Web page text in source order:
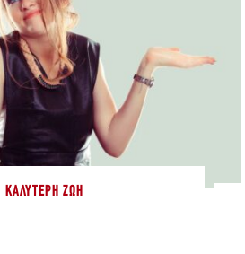
ΚΑΛΎΤΕΡΗ ΖΩΉ